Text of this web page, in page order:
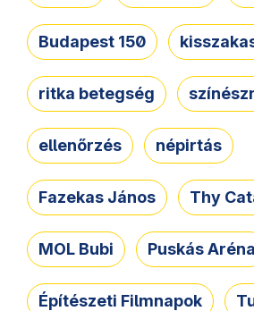
Budapest 150
ritka betegség
ellenőrzés népirtás
Fazekas János Thy
MOL Bubi Puskás Aréna
Építészeti Filmnapok